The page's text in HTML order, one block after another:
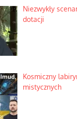
Niezwykły
dotacji
Kosmiczny
mistycznych